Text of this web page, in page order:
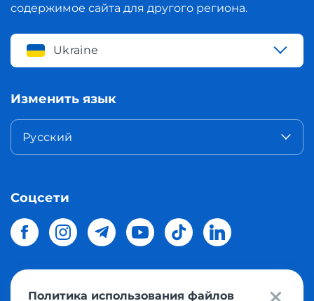
содержимое сайта для другого региона.
Ukraine
Изменить язык
Русский
Соцсети
Политика использования файлов